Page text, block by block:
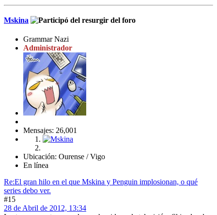
Mskina
Grammar Nazi
Administrador
Mensajes: 26,001
Ubicación: Ourense / Vigo
En línea
Re:El gran hilo en el que Mskina y Penguin implosionan, o qué
series debo ver.
#15
28 de Abril de 2012, 13:34